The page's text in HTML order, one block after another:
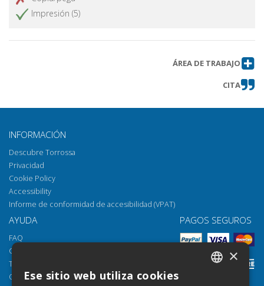
Impresión (5)
ÁREA DE TRABAJO
CITA
INFORMACIÓN
Descubre Torrossa
Privacidad
Cookie Policy
Accessibility
Informe de conformidad de accesibilidad (VPAT)
AYUDA
FAQ
Cómo abrir los archivos
Torrossa Reader
Opciones de acceso
PAGOS SEGUROS
×
Ese sitio web utiliza cookies